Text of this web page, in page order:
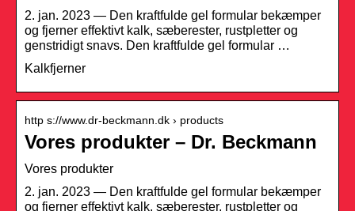
2. jan. 2023 — Den kraftfulde gel formular bekæmper
og fjerner effektivt kalk, sæberester, rustpletter og
genstridigt snavs. Den kraftfulde gel formular …
Kalkfjerner
http s://www.dr-beckmann.dk › products
Vores produkter – Dr. Beckmann
Vores produkter
2. jan. 2023 — Den kraftfulde gel formular bekæmper
og fjerner effektivt kalk, sæberester, rustpletter og